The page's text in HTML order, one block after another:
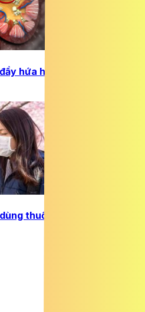
hứa hẹn trị bệnh thận
thuốc và chăm sóc như